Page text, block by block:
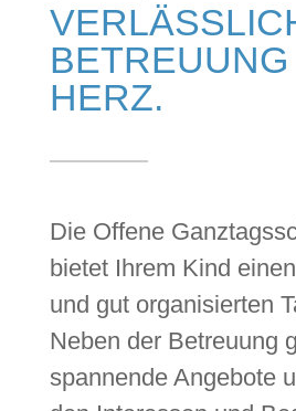
BETREUUNG
HERZ.
Die Offene
bietet Ihrem Kind
und gut organisierten
Neben der Betreuung
spannende Angebote